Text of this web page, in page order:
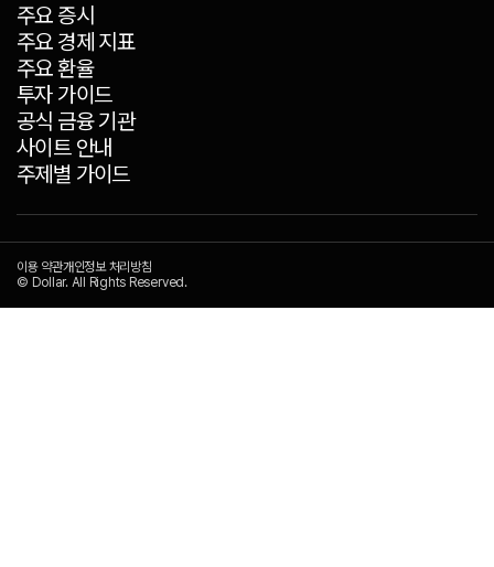
주요 증시
주요 경제 지표
주요 환율
투자 가이드
공식 금융 기관
사이트 안내
주제별 가이드
이용 약관개인정보 처리방침
© Dollar. All Rights Reserved.